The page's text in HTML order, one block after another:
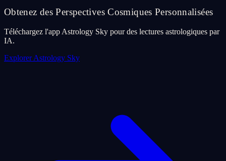
Obtenez des Perspectives Cosmiques Personnalisées
Téléchargez l'app Astrology Sky pour des lectures astrologiques par
IA.
Explorer Astrology Sky